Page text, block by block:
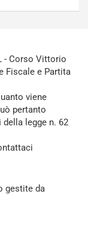
- Corso Vittorio
Fiscale e Partita
viene
pertanto
legge n. 62
gestite da